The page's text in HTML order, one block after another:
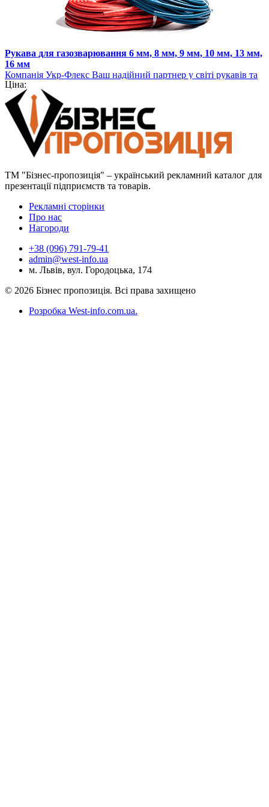
Рукава для газозварювання 6 мм, 8 мм, 9 мм, 10 мм, 13 мм,
16 мм
Компанія Укр-Флекс Ваш надійний партнер у світі рукавів та
шлангів
Ціна:
ТМ "Бізнес-пропозиція" – український рекламний каталог для
презентації підприємств та товарів.
Рекламні сторінки
Про нас
Нагороди
+38 (096) 791-79-41
admin@west-info.ua
м. Львів, вул. Городоцька, 174
© 2026 Бізнес пропозиція. Всі права захищено
Розробка West-info.com.ua.